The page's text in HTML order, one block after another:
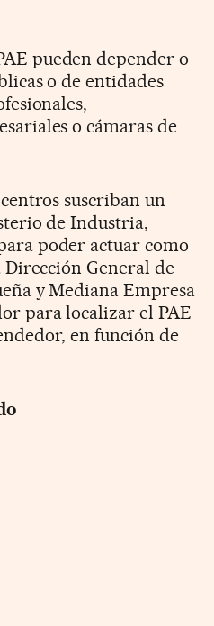
pueden depender o
o de entidades
o cámaras de
suscriban un
de Industria,
poder actuar como
General de
y Mediana Empresa
para localizar el PAE
en función de